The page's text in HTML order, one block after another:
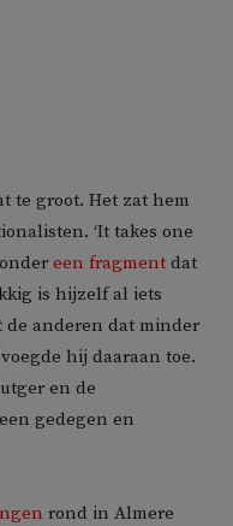
te groot. Het zat hem
‘It takes one
een fragment dat
is hijzelf al iets
de anderen dat minder
hij daaraan toe.
en de
gedegen en
rond in Almere